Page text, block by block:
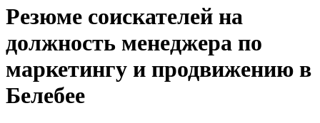
Резюме соискателей на
должность менеджера по
маркетингу и продвижению в
Белебее